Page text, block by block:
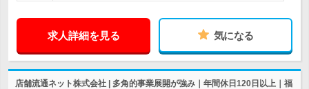
求人詳細を見る 気になる
店舗流通ネット株式会社 | 多角的事業展開が強み｜年間休日120日以上｜福